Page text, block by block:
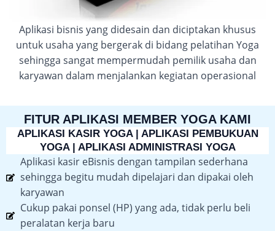
Aplikasi bisnis yang didesain dan diciptakan khusus
untuk usaha yang bergerak di bidang pelatihan Yoga
sehingga sangat mempermudah pemilik usaha dan
karyawan dalam menjalankan kegiatan operasional
FITUR APLIKASI MEMBER YOGA KAMI
APLIKASI KASIR YOGA | APLIKASI PEMBUKUAN
YOGA | APLIKASI ADMINISTRASI YOGA
Aplikasi kasir eBisnis dengan tampilan sederhana
sehingga begitu mudah dipelajari dan dipakai oleh
karyawan
Cukup pakai ponsel (HP) yang ada, tidak perlu beli
peralatan kerja baru